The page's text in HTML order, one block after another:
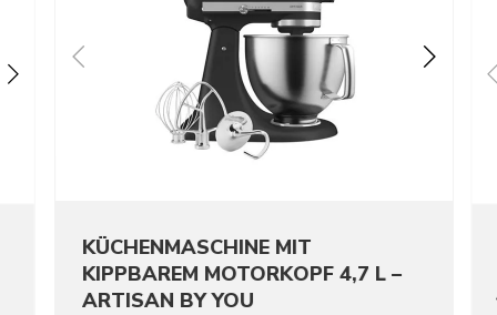
KÜCHENMASCHINE MIT
KIPPBAREM MOTORKOPF 4,7 L –
ARTISAN BY YOU